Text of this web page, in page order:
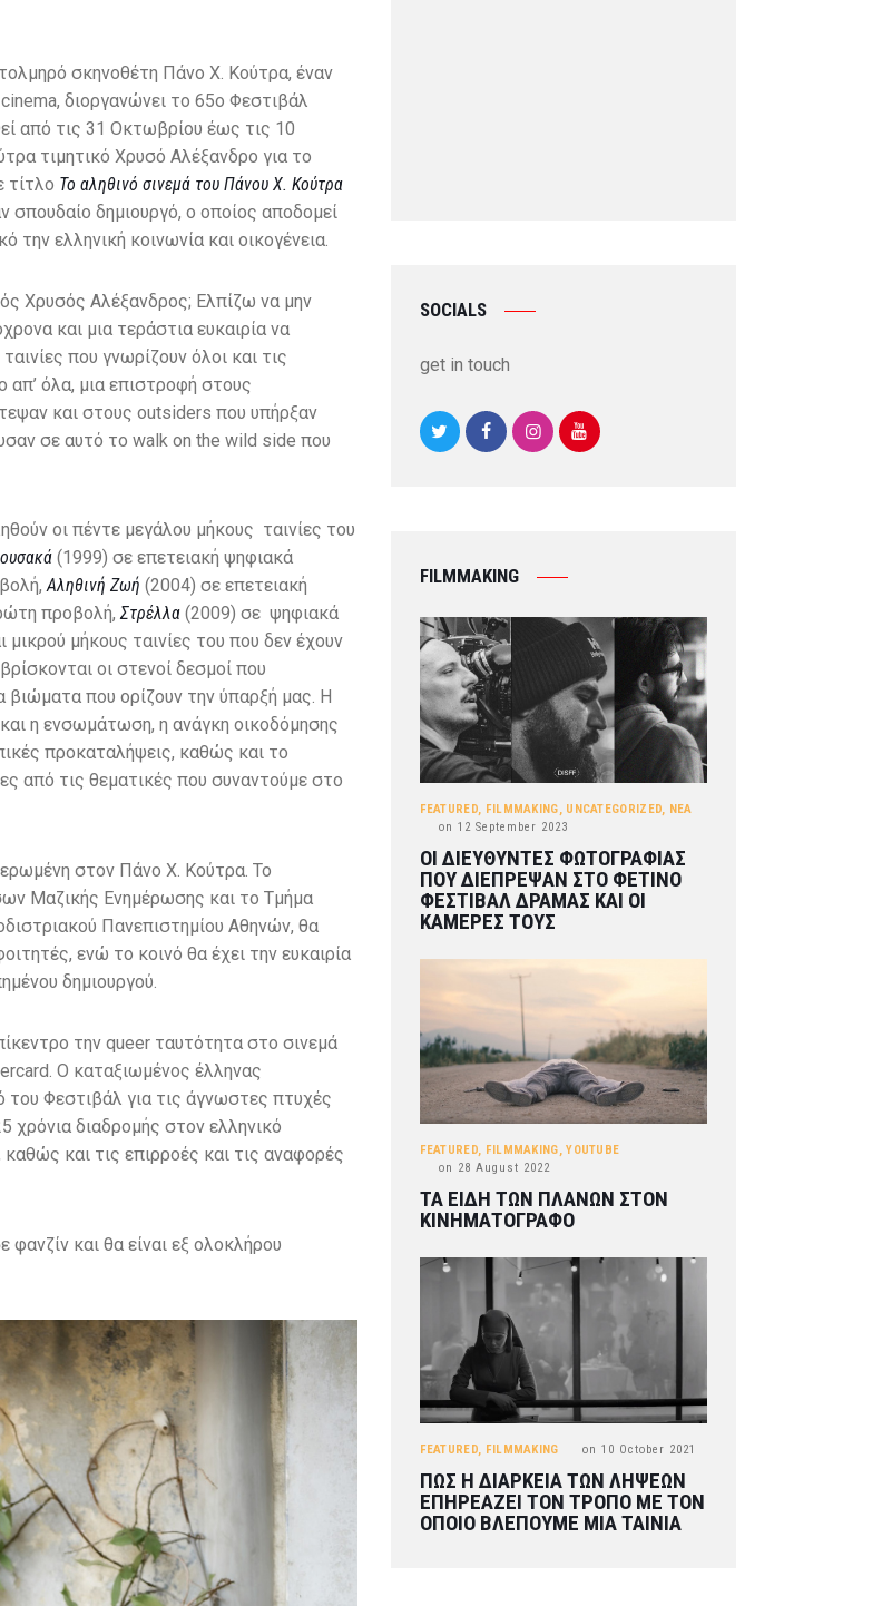
σκηνοθέτη Πάνο Χ. Κούτρα, έναν
διοργανώνει το 65ο Φεστιβάλ
από τις 31 Οκτωβρίου έως τις 10
τιμητικό Χρυσό Αλέξανδρο για το
τίτλο To αληθινό σινεμά του Πάνου Χ. Κούτρα
σπουδαίο δημιουργό, ο οποίος αποδομεί
ελληνική κοινωνία και οικογένεια.
Χρυσός Αλέξανδρος; Ελπίζω να μην
και μια τεράστια ευκαιρία να
που γνωρίζουν όλοι και τις
απ’ όλα, μια επιστροφή στους
και στους outsiders που υπήρξαν
σε αυτό το walk on the wild side που
οι πέντε μεγάλου μήκους ταινίες του
(1999) σε επετειακή ψηφιακά
Αληθινή Ζωή (2004) σε επετειακή
προβολή,Στρέλλα (2009) σε ψηφιακά
μικρού μήκους ταινίες του που δεν έχουν
οι στενοί δεσμοί που
βιώματα που ορίζουν την ύπαρξή μας. Η
η ενσωμάτωση, η ανάγκη οικοδόμησης
προκαταλήψεις, καθώς και το
από τις θεματικές που συναντούμε στο
στον Πάνο Χ. Κούτρα. Το
Μαζικής Ενημέρωσης και το Τμήμα
Πανεπιστημίου Αθηνών, θα
ενώ το κοινό θα έχει την ευκαιρία
δημιουργού.
την queer ταυτότητα στο σινεμά
Ο καταξιωμένος έλληνας
του Φεστιβάλ για τις άγνωστες πτυχές
χρόνια διαδρομής στον ελληνικό
και τις επιρροές και τις αναφορές
και θα είναι εξ ολοκλήρου
SOCIALS
get in touch
FILMMAKING
FEATURED, FILMMAKING, UNCATEGORIZED, ΝΕΑ
on 12 September 2023
ΟΙ ΔΙΕΥΘΥΝΤΕΣ ΦΩΤΟΓΡΑΦΙΑΣ
ΠΟΥ ΔΙΕΠΡΕΨΑΝ ΣΤΟ ΦΕΤΙΝΟ
ΦΕΣΤΙΒΑΛ ΔΡΑΜΑΣ ΚΑΙ ΟΙ
ΚΑΜΕΡΕΣ ΤΟΥΣ
FEATURED, FILMMAKING,YOUTUBE
on 28 August 2022
ΤΑ ΕΙΔΗ ΤΩΝ ΠΛΑΝΩΝ ΣΤΟΝ
ΚΙΝΗΜΑΤΟΓΡΑΦΟ
FEATURED, FILMMAKING on 10 October 2021
ΠΩΣ Η ΔΙΑΡΚΕΙΑ ΤΩΝ ΛΗΨΕΩΝ
ΕΠΗΡΕΑΖΕΙ ΤΟΝ ΤΡΟΠΟ ΜΕ ΤΟΝ
ΟΠΟΙΟ ΒΛΕΠΟΥΜΕ ΜΙΑ ΤΑΙΝΙΑ